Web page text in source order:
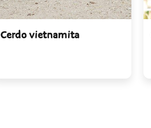
Cerdo vietnamita